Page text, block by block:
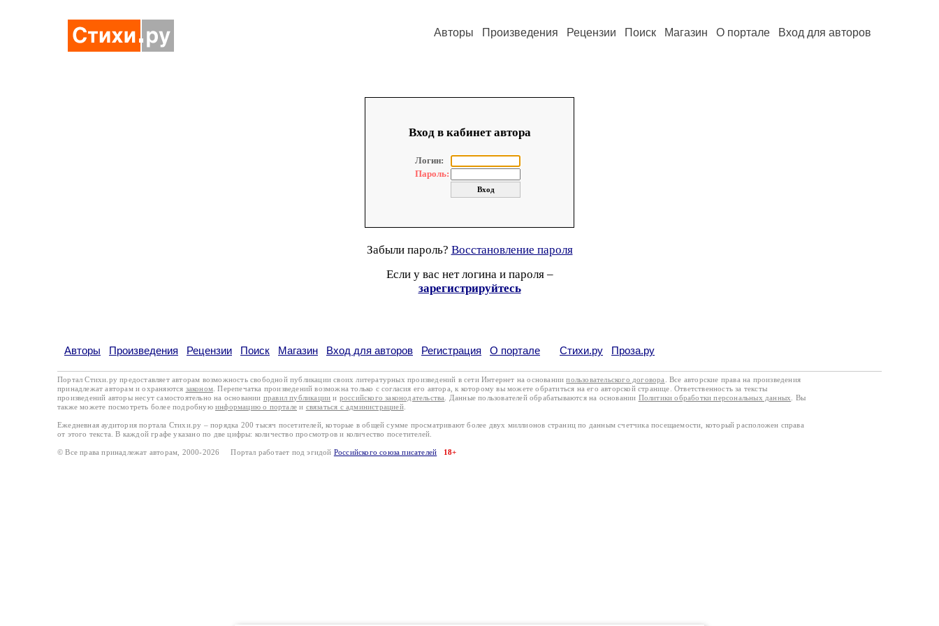
Авторы Произведения Рецензии Поиск Магазин О портале Вход для авторов
Вход в кабинет автора
Логин:
Пароль:
Забыли пароль? Восстановление пароля
Если у вас нет логина и пароля –
зарегистрируйтесь
Авторы Произведения Рецензии Поиск Магазин Вход для авторов Регистрация О портале Стихи.ру Проза.ру
Портал Стихи.ру предоставляет авторам возможность свободной публикации своих литературных произведений в сети Интернет на основаниипользовательского договора
. Все авторские права на произведения
принадлежат авторам и охраняются законом . Перепечатка произведений возможна только с согласия его автора, к которому вы можете обратиться на его авторской странице. Ответственность за тексты
произведений авторы несут самостоятельно на основании правил публикации и российского законодательства . Данные пользователей обрабатываются на основании Политики обработки персональных данных
. Вы
также можете посмотреть более подробную информацию о портале и связаться с администрацией.
Ежедневная аудитория портала Стихи.ру – порядка 200 тысяч посетителей, которые в общей сумме просматривают более двух миллионов страниц по данным счетчика посещаемости, который расположен справа
от этого текста. В каждой графе указано по две цифры: количество просмотров и количество посетителей.
© Все права принадлежат авторам, 2000-2026 Портал работает под эгидой Российского союза писателей 18+